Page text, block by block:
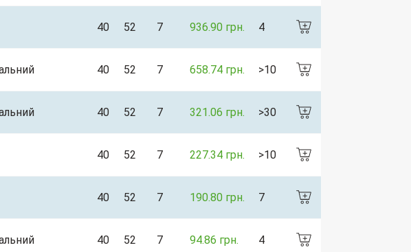
40 52 7 936.90 грн. 4
40 52 7 658.74 грн. >10
40 52 7 321.06 грн. >30
40 52 7 227.34 грн. >10
40 52 7 190.80 грн. 7
40 52 7 94.86 грн. 4